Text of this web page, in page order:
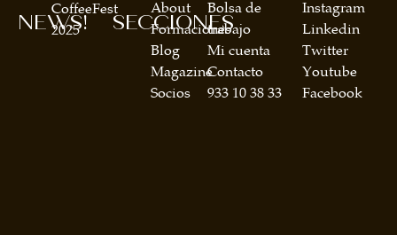
SECCIONES
About
Formaciones
Blog
Magazine
Socios
Bolsa de
trabajo
Mi cuenta
Contacto
933 10 38 33
NEWS!
CoffeeFest
2025
Instagram
Linkedin
Twitter
Youtube
Facebook